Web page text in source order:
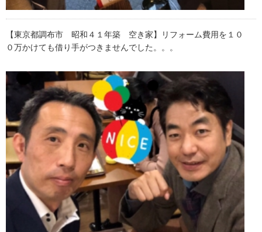
【東京都調布市 昭和４１年築 空き家】リフォーム費用を１０
０万かけても借り手がつきませんでした。。。